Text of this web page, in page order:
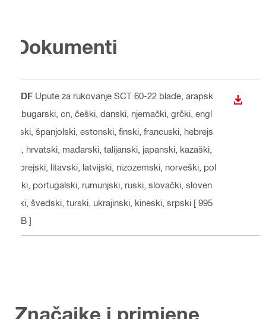
Dokumenti
PDF Upute za rukovanje SCT 60-22 blade , arapsk
i, bugarski, cn, češki, danski, njemački, grčki, engl
eski, španjolski, estonski, finski, francuski, hebrejs
ki, hrvatski, mađarski, talijanski, japanski, kazaški,
korejski, litavski, latvijski, nizozemski, norveški, pol
jski, portugalski, rumunjski, ruski, slovački, sloven
ski, švedski, turski, ukrajinski, kineski, srpski [ 995
KB ]
Značajke i primjene